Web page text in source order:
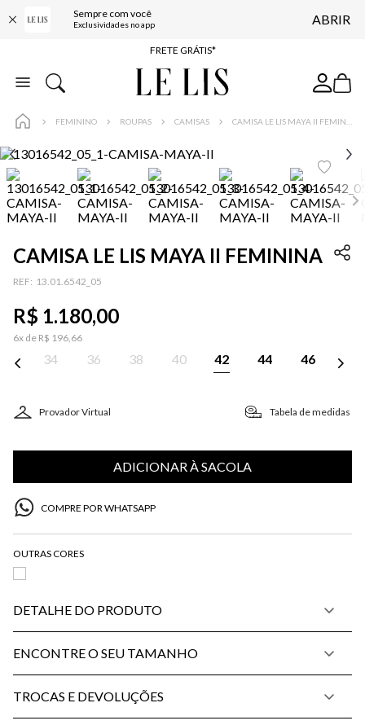
Sempre com você
Exclusividades no app ABRIR
ENTREGA EXPRESSA*
FRETE GRÁTIS*
BAIXE O APP
FEMININO ROUPAS CAMISAS
CAMISA LE LIS MAYA II FEMININA
: 13.01.6542_05
R$ 1.180,00
6x de R$ 196,66
34 36 38 40 42 44 46
Provador Virtual Tabela de medidas
ADICIONAR À SACOLA
COMPRE POR WHATSAPP
DETALHE DO PRODUTO
ENCONTRE O SEU TAMANHO
TROCAS E DEVOLUÇÕES